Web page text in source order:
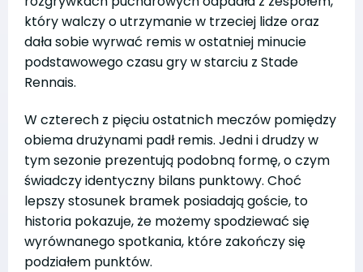
który walczy o utrzymanie w trzeciej lidze oraz
dała sobie wyrwać remis w ostatniej minucie
podstawowego czasu gry w starciu z Stade
Rennais.
W czterech z pięciu ostatnich meczów pomiędzy
obiema drużynami padł remis. Jedni i drudzy w
tym sezonie prezentują podobną formę, o czym
świadczy identyczny bilans punktowy. Choć
lepszy stosunek bramek posiadają goście, to
historia pokazuje, że możemy spodziewać się
wyrównanego spotkania, które zakończy się
podziałem punktów.